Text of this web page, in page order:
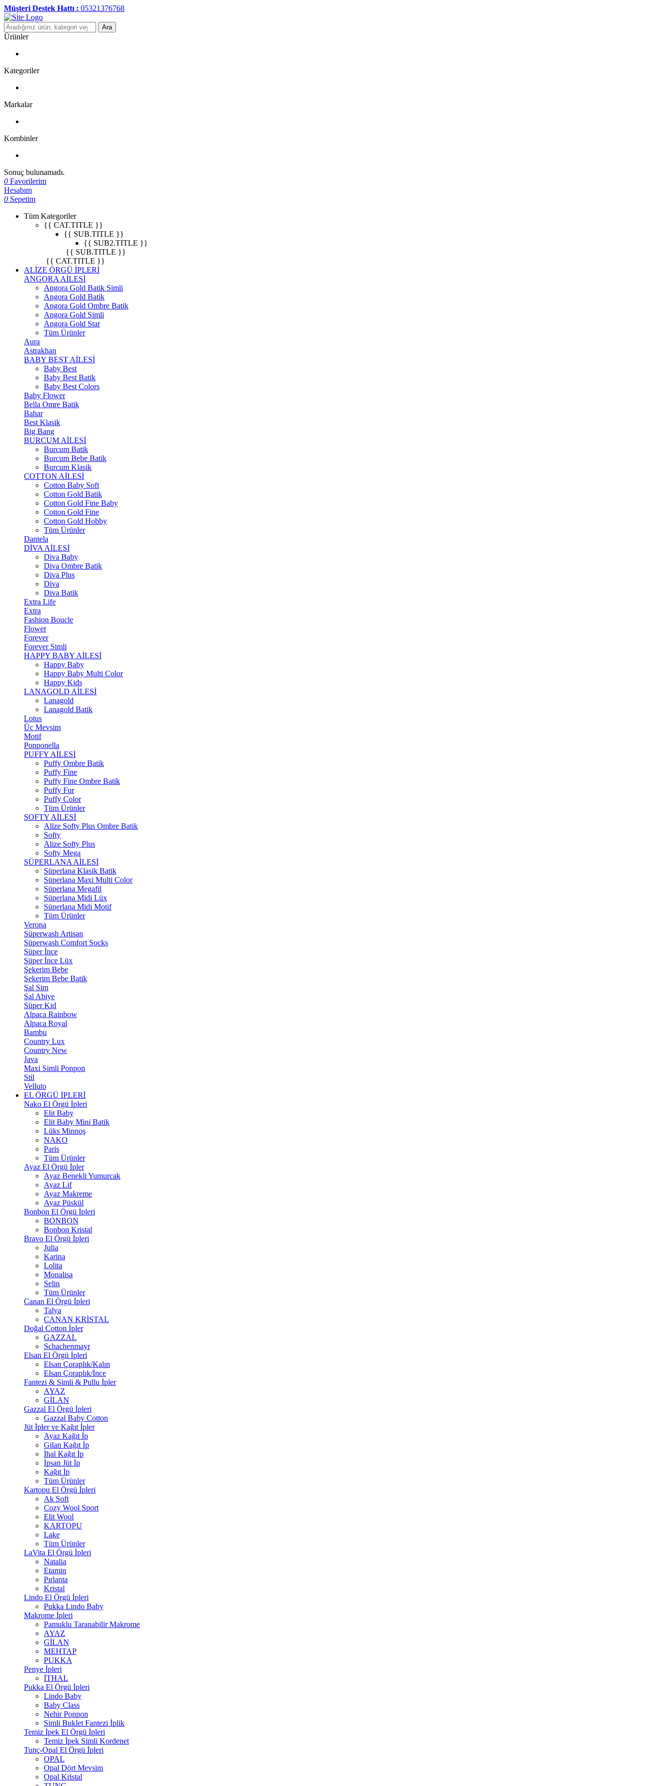
Müşteri Destek Hattı : 05321376768
Ara
Ürünler
Kategoriler
Markalar
Kombinler
Sonuç bulunamadı.
0 Favorilerim
Hesabım
0 Sepetim
Tüm Kategoriler
{{ CAT.TITLE }}
{{ SUB.TITLE }}
{{ SUB2.TITLE }}
{{ SUB.TITLE }}
{{ CAT.TITLE }}
ALİZE ÖRGÜ İPLERİ
ANGORA AİLESİ
Angora Gold Batik Simli
Angora Gold Batik
Angora Gold Ombre Batik
Angora Gold Simli
Angora Gold Star
Tüm Ürünler
Aura
Astrakhan
BABY BEST AİLESİ
Baby Best
Baby Best Batik
Baby Best Colors
Baby Flower
Bella Omre Batik
Bahar
Best Klasik
Big Bang
BURCUM AİLESİ
Burcum Batik
Burcum Bebe Batik
Burcum Klasik
COTTON AİLESİ
Cotton Baby Soft
Cotton Gold Batik
Cotton Gold Fine Baby
Cotton Gold Fine
Cotton Gold Hobby
Tüm Ürünler
Dantela
DİVA AİLESİ
Diva Baby
Diva Ombre Batik
Diva Plus
Diva
Diva Batik
Extra Life
Extra
Fashion Boucle
Flower
Forever
Forever Simli
HAPPY BABY AİLESİ
Happy Baby
Happy Baby Multi Color
Happy Kids
LANAGOLD AİLESİ
Lanagold
Lanagold Batik
Lotus
Üç Mevsim
Motif
Ponponella
PUFFY AİLESİ
Puffy Ombre Batik
Puffy Fine
Puffy Fine Ombre Batik
Puffy Fur
Puffy Color
Tüm Ürünler
SOFTY AİLESİ
Alize Softy Plus Ombre Batik
Softy
Alize Softy Plus
Softy Mega
SÜPERLANA AİLESİ
Süperlana Klasik Batik
Süperlana Maxi Multi Color
Süperlana Megafil
Süperlana Midi Lüx
Süperlana Midi Motif
Tüm Ürünler
Verona
Süperwash Artisan
Süperwash Comfort Socks
Süper İnce
Süper İnce Lüx
Şekerim Bebe
Şekerim Bebe Batik
Şal Sim
Şal Abiye
Süper Kid
Alpaca Rainbow
Alpaca Royal
Bambu
Country Lux
Country New
Java
Maxi Simli Ponpon
Stil
Velluto
EL ÖRGÜ İPLERİ
Nako El Örgü İpleri
Elit Baby
Elit Baby Mini Batik
Lüks Minnoş
NAKO
Paris
Tüm Ürünler
Ayaz El Örgü İpler
Ayaz Benekli Yumurcak
Ayaz Lif
Ayaz Makreme
Ayaz Püskül
Bonbon El Örgü İpleri
BONBON
Bonbon Kristal
Bravo El Örgü İpleri
Julia
Karina
Lolita
Monalisa
Selin
Tüm Ürünler
Canan El Örgü İpleri
Talya
CANAN KRİSTAL
Doğal Cotton İpler
GAZZAL
Schachenmayr
Elsan El Örgü İpleri
Elsan Çoraplık/Kalın
Elsan Çoraplık/İnce
Fantezi & Simli & Pullu İpler
AYAZ
GİLAN
Gazzal El Örgü İpleri
Gazzal Baby Cotton
Jüt İpler ve Kağıt İpler
Ayaz Kağıt İp
Gilan Kağıt İp
İhal Kağıt İp
İpsan Jüt İp
Kağıt İp
Tüm Ürünler
Kartopu El Örgü İpleri
Ak Soft
Cozy Wool Sport
Elit Wool
KARTOPU
Lake
Tüm Ürünler
LaVita El Örgü İpleri
Natalia
Etamin
Pırlanta
Kristal
Lindo El Örgü İpleri
Pukka Lindo Baby
Makrome İpleri
Pamuklu Taranabilir Makrome
AYAZ
GİLAN
MEHTAP
PUKKA
Penye İpleri
İTHAL
Pukka El Örgü İpleri
Lindo Baby
Baby Class
Nehir Ponpon
Simli Buklet Fantezi İplik
Temiz İpek El Örgü İpleri
Temiz İpek Simli Kordenet
Tunç-Opal El Örgü İpleri
OPAL
Opal Dört Mevsim
Opal Kristal